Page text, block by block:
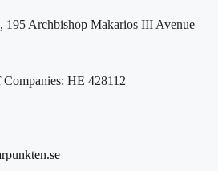
195 Archbishop Makarios III Avenue
HE 428112